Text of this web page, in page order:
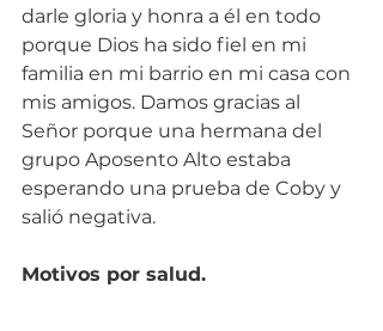
darle gloria y honra a él en todo
porque Dios ha sido fiel en mi
familia en mi barrio en mi casa con
mis amigos. Damos gracias al
Señor porque una hermana del
grupo Aposento Alto estaba
esperando una prueba de Coby y
salió negativa.
Motivos por salud.